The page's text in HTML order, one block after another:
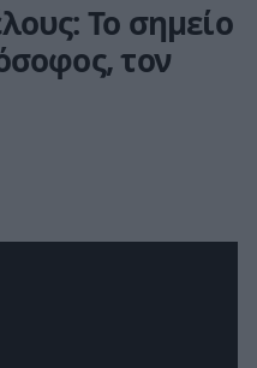
Το σημείο
τον